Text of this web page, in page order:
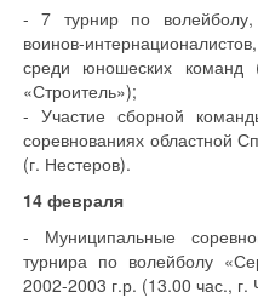
- 7 турнир по
воинов-
среди юношеских команд
«Строитель»);
- Участие сборной
соревнованиях областной
(г. Нестеров).
14 февраля
- Муниципальные
турнира по волейболу
2002-2003 г.р. (13.00 час., г.